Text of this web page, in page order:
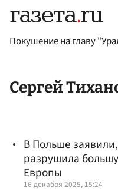
Покушение на главу
Сергей
В Польше
разрушила
Европы
16 декабря 2025, 15:24